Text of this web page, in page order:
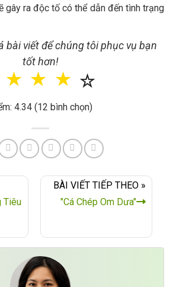
gây ra độc tố có thể dẫn đến tình trạng
bài viết để chúng tôi phục vụ bạn
tốt hơn!
☆
☆
☆
☆
4.34 (12 bình chọn)
Tiêu
BÀI VIẾT TIẾP THEO »
"Cá Chép Om Dưa"